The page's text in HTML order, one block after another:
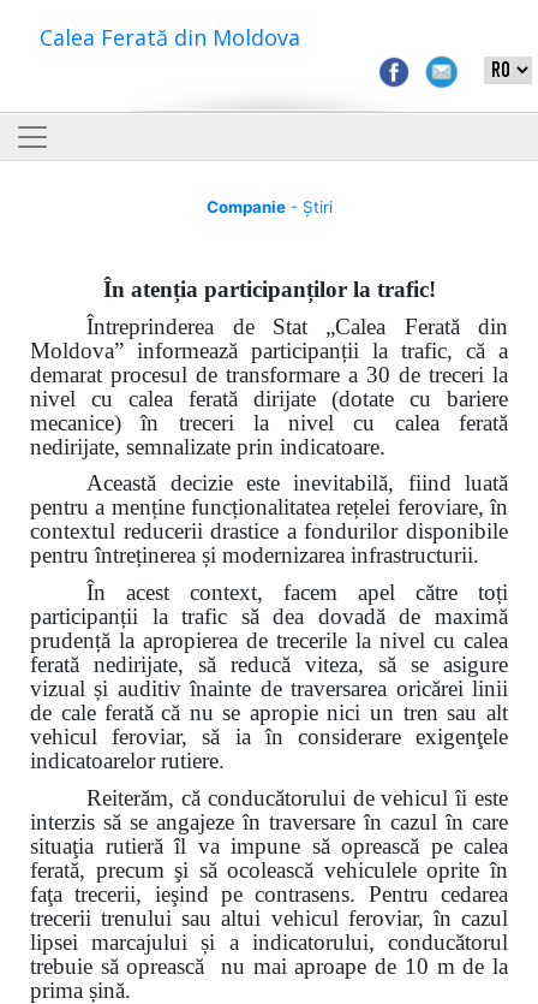
Calea Ferată din Moldova
Companie- Știri
În atenția participanților la trafic!
Întreprinderea de Stat „Calea Ferată din
Moldova” informează participanții la trafic, că a
demarat procesul de transformare a 30 de treceri la
nivel cu calea ferată dirijate (dotate cu bariere
mecanice) în treceri la nivel cu calea ferată
nedirijate, semnalizate prin indicatoare.
Această decizie este inevitabilă, fiind luată
pentru a menține funcționalitatea rețelei feroviare, în
contextul reducerii drastice a fondurilor disponibile
pentru întreținerea și modernizarea infrastructurii.
În acest context, facem apel către toți
participanții la trafic să dea dovadă de maximă
prudență la apropierea de trecerile la nivel cu calea
ferată nedirijate, să reducă viteza, să se asigure
vizual și auditiv înainte de traversarea oricărei linii
de cale ferată că nu se apropie nici un tren sau alt
vehicul feroviar, să ia în considerare exigenţele
indicatoarelor rutiere.
Reiterăm, că conducătorului de vehicul îi este
interzis să se angajeze în traversare în cazul în care
situaţia rutieră îl va impune să oprească pe calea
ferată, precum şi să ocolească vehiculele oprite în
faţa trecerii, ieşind pe contrasens. Pentru cedarea
trecerii trenului sau altui vehicul feroviar, în cazul
lipsei marcajului și a indicatorului, conducătorul
trebuie să oprească nu mai aproape de 10 m de la
prima șină.